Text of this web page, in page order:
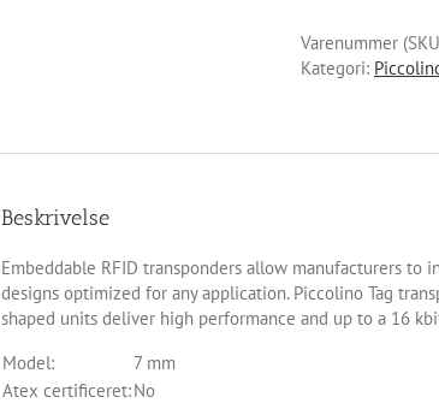
Varenummer
Kategori:
Beskrivelse
Embeddable RFID transponders allow manufacturers
designs optimized for any application. Piccolino Tag
shaped units deliver high performance and up to a 16
Model:
7 mm
Atex certificeret:No